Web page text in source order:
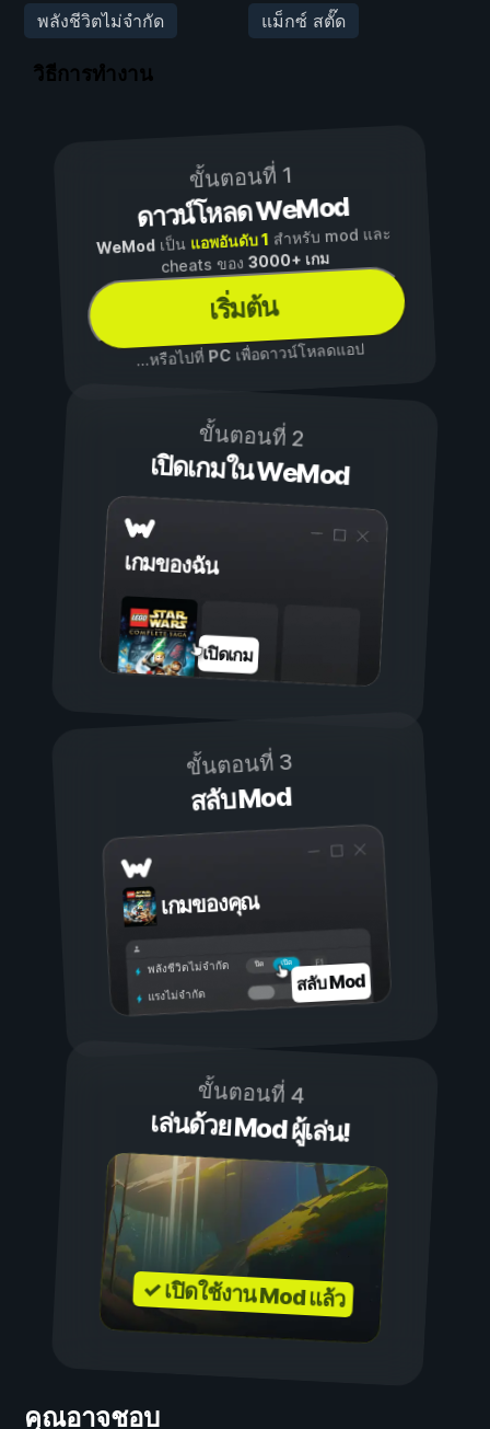
พลังชีวิตไม่จำกัด แม็กซ์ สตั๊ด
วิธีการทำงาน
ขั้นตอนที่ 1
ดาวน์โหลด WeMod
WeModเป็น แอพอันดับ 1 สำหรับ mod และ
cheats ของ3000+ เกม
เริ่มต้น
...หรือไปที่ PCเพื่อดาวน์โหลดแอป
ขั้นตอนที่ 2
เปิดเกมใน WeMod
เกมของฉัน
เปิดเกม
ขั้นตอนที่ 3
สลับ Mod
เกมของคุณ
เปิด
ปิด
พลังชีวิตไม่จำกัด
แรงไม่จำกัด สลับ Mod
ขั้นตอนที่ 4
เล่นด้วย Mod ผู้เล่น!
✓ เปิดใช้งาน Mod แล้ว
คุณอาจชอบ